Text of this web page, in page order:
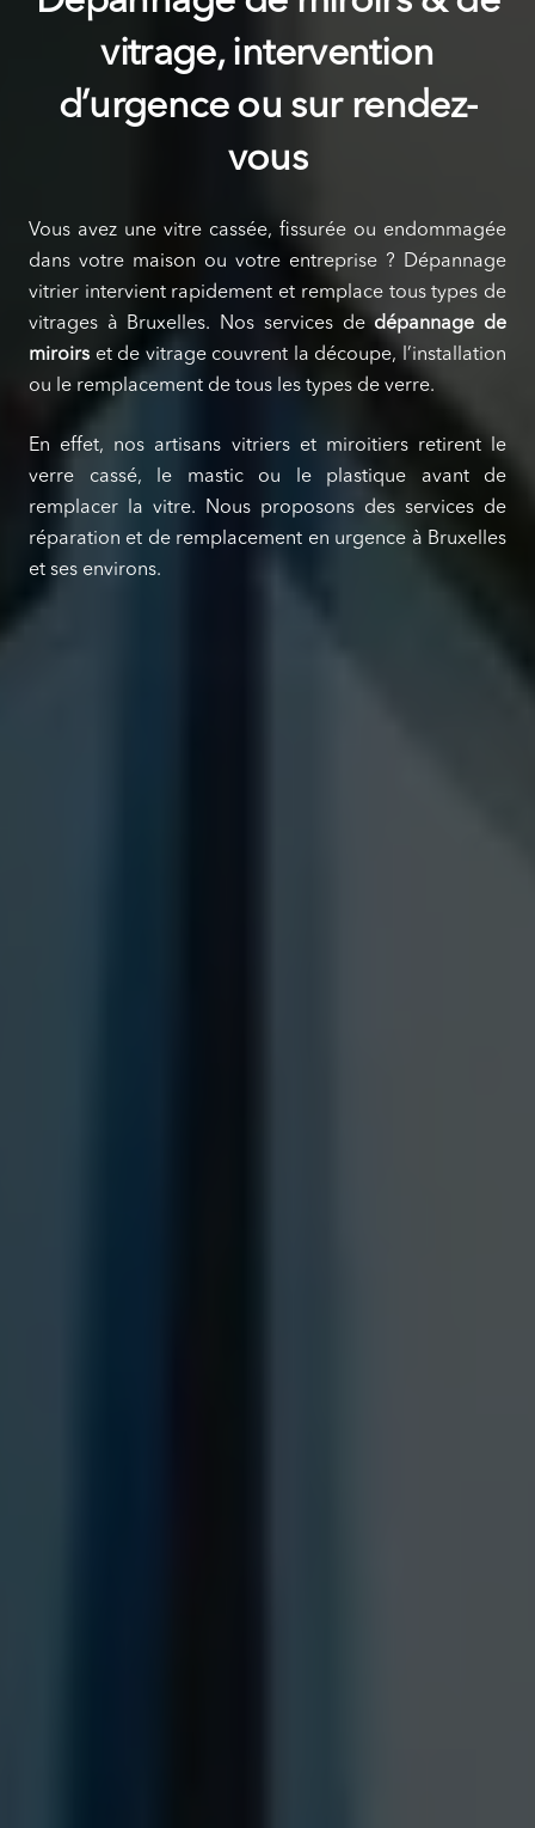
vitrage, intervention
d’urgence ou sur rendez-
vous
Vous avez une vitre cassée, fissurée ou endommagée
dans votre maison ou votre entreprise ? Dépannage
vitrier intervient rapidement et remplace tous types de
vitrages à Bruxelles. Nos services de dépannage de
miroirs et de vitrage couvrent la découpe, l’installation
ou le remplacement de tous les types de verre.
En effet, nos artisans vitriers et miroitiers retirent le
verre cassé, le mastic ou le plastique avant de
remplacer la vitre. Nous proposons des services de
réparation et de remplacement en urgence à Bruxelles
et ses environs.